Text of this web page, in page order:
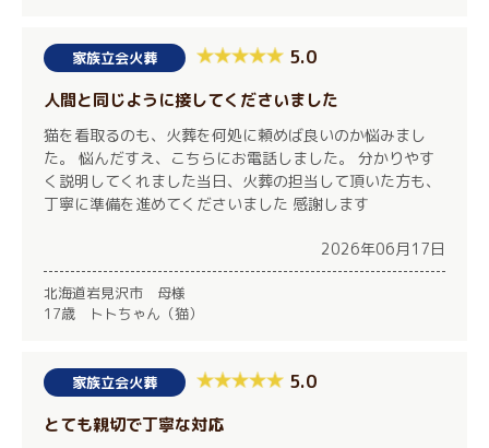
家族立会火葬 5.0
人間と同じように接してくださいました
猫を看取るのも、火葬を何処に頼めば良いのか悩みまし
た。 悩んだすえ、こちらにお電話しました。 分かりやす
く説明してくれました当日、火葬の担当して頂いた方も、
丁寧に準備を進めてくださいました 感謝します
2026年06月17日
北海道岩見沢市 母様
17歳 トトちゃん（猫）
家族立会火葬 5.0
とても親切で丁寧な対応